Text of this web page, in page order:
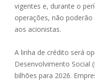
vigentes e, durante o
operações, não
aos acionistas.
A linha de crédito será
Desenvolvimento Social
bilhões para 2026.